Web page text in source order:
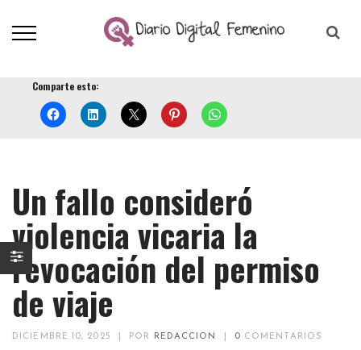
Comparte esto:
Un fallo consideró
violencia vicaria la
revocación del permiso
de viaje
DICIEMBRE 10, 2025 POR REDACCION 0 COMENTARIOS